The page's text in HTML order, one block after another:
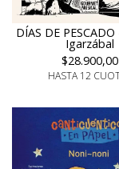
DÍAS DE
Igarzábal
$28.900,00
HASTA 12